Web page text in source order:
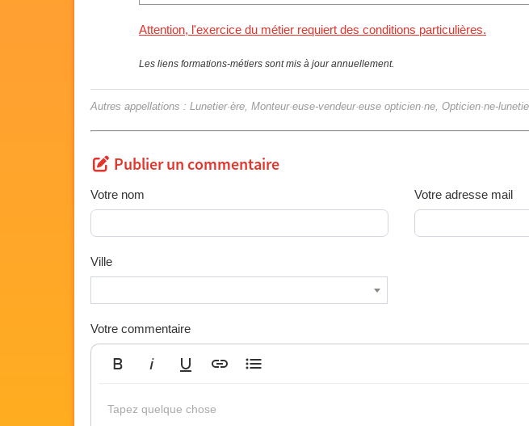
Attention, l'exercice du métier requiert des conditions particulières.
Les liens formations-métiers sont mis à jour annuellement.
Autres appellations : Lunetier·ère, Monteur·euse-vendeur·euse opticien·ne, Opticien·ne-
Publier un commentaire
Votre nom Votre adresse mail
Ville
Votre commentaire
Tapez quelque chose